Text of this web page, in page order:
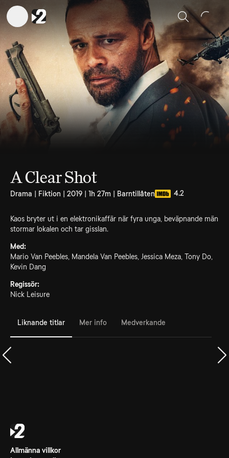
Sök
A Clear Shot
Drama | Fiktion | 2019 | 1h 27m | Barntillåten 4.2
Kaos bryter ut i en elektronikaffär när fyra unga, beväpnande män
stormar lokalen och tar gisslan.
Med:
Mario Van Peebles, Mandela Van Peebles, Jessica Meza, Tony Do,
Kevin Dang
Regissör:
Nick Leisure
Liknande titlar Mer info Medverkande
Allmänna villkor